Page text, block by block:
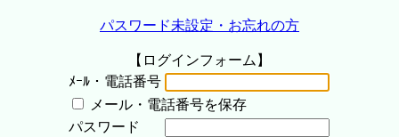
パスワード未設定・お忘れの方
【ログインフォーム】
ﾒｰﾙ・電話番号
メール・電話番号を保存
パスワード